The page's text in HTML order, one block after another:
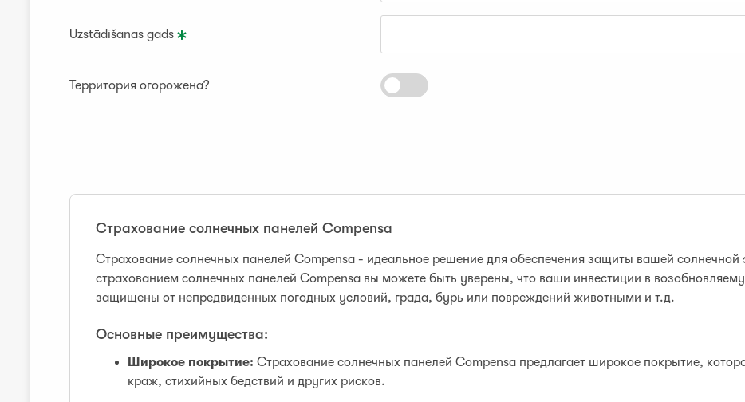
Uzstādīšanas gads
Территория огорожена?
Страхование солнечных панелей Compensa
Страхование солнечных панелей Compensa - идеальное решение для обеспечения защиты вашей
страхованием солнечных панелей Compensa вы можете быть уверены, что ваши инвестиции в
защищены от непредвиденных погодных условий, града, бурь или повреждений животными и т.д.
Основные преимущества:
Широкое покрытие: Страхование солнечных панелей Compensa предлагает широкое покрытие,
краж, стихийных бедствий и других рисков.